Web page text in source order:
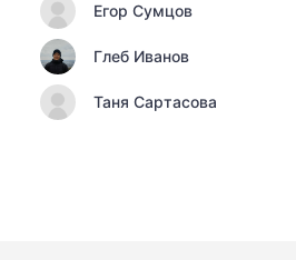
Егор Сумцов
Глеб Иванов
Таня Сартасова